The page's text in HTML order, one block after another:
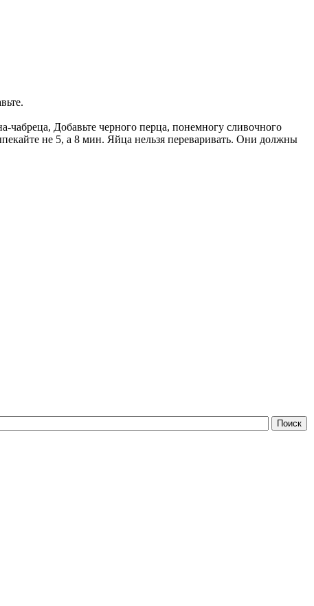
Добавьте черного перца, понемногу сливочного
не 5, а 8 мин. Яйца нельзя переваривать. Они должны